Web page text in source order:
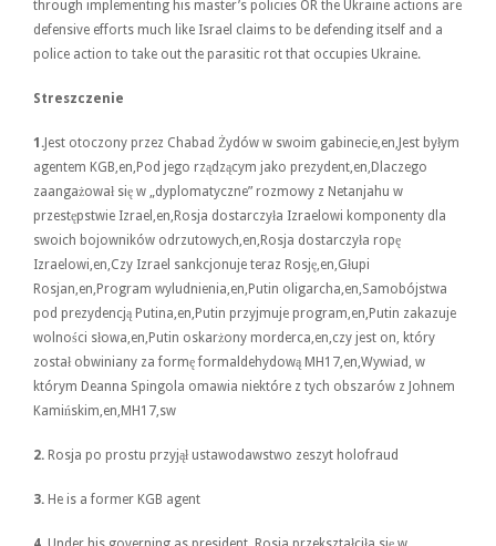
through implementing his master’s policies OR the Ukraine actions are
defensive efforts much like Israel claims to be defending itself and a
police action to take out the parasitic rot that occupies Ukraine.
Streszczenie
1. Jest otoczony przez Chabad Żydów w swoim gabinecie,en,Jest byłym
agentem KGB,en,Pod jego rządzącym jako prezydent,en,Dlaczego
zaangażował się w „dyplomatyczne” rozmowy z Netanjahu w
przestępstwie Izrael,en,Rosja dostarczyła Izraelowi komponenty dla
swoich bojowników odrzutowych,en,Rosja dostarczyła ropę
Izraelowi,en,Czy Izrael sankcjonuje teraz Rosję,en,Głupi
Rosjan,en,Program wyludnienia,en,Putin oligarcha,en,Samobójstwa
pod prezydencją Putina,en,Putin przyjmuje program,en,Putin zakazuje
wolności słowa,en,Putin oskarżony morderca,en,czy jest on, który
został obwiniany za formę formaldehydową MH17,en,Wywiad, w
którym Deanna Spingola omawia niektóre z tych obszarów z Johnem
Kamińskim,en,MH17,sw
2. Rosja po prostu przyjął ustawodawstwo zeszyt holofraud
3. He is a former KGB agent